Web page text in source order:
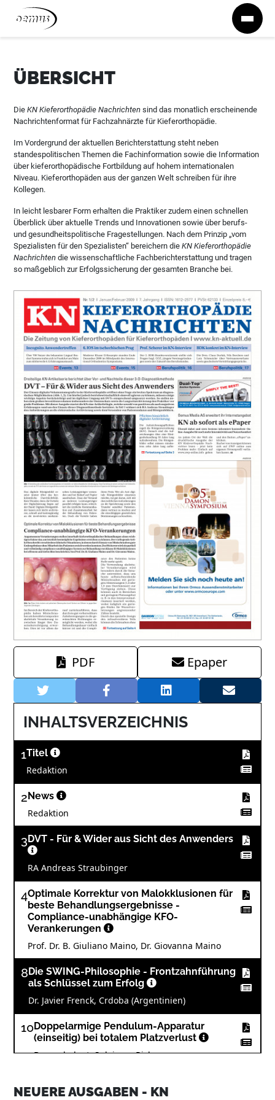
Zum Inhalt springen
ÜBERSICHT
DieKN Kieferorthopädie Nachrichten sind das monatlich erscheinende
Nachrichtenformat für Fachzahnärzte für Kieferorthopädie.
Im Vordergrund der aktuellen Berichterstattung steht neben
standespolitischen Themen die Fachinformation sowie die Information
über kieferorthopädische Fortbildung auf hohem internationalen
Niveau. Kieferorthopäden aus der ganzen Welt schreiben für ihre
Kollegen.
In leicht lesbarer Form erhalten die Praktiker zudem einen schnellen
Überblick über aktuelle Trends und Innovationen sowie über berufs-
und gesundheitspolitische Fragestellungen. Nach dem Prinzip „vom
Spezialisten für den Spezialisten“ bereichern dieKN Kieferorthopädie
Nachrichten die wissenschaftliche Fachberichterstattung und tragen
so maßgeblich zur Erfolgssicherung der gesamten Branche bei.
PDF Epaper
INHALTSVERZEICHNIS
1Titel
Redaktion
2 News
Redaktion
3 DVT - Für & Wider aus Sicht des Anwenders
RA Andreas Straubinger
4Optimale Korrektur von Malokklusionen für
beste Behandlungsergebnisse -
Compliance-unabhängige KFO-
Verankerungen
Prof. Dr. B. Giuliano Maino, Dr. Giovanna Maino
8 Die SWING-Philosophie - Frontzahnführung
als Schlüssel zum Erfolg
Dr. Javier Frenck, Crdoba (Argentinien)
10Doppelarmige Pendulum-Apparatur
(einseitig) bei totalem Platzverlust
Dr. med. dent. Suleiman Rizk
begeisterte Hunderte Teilnehmer
NEUERE AUSGABEN - KN